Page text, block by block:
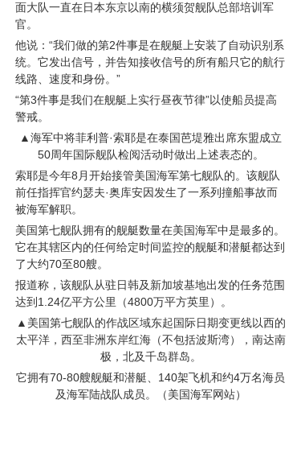
面大队一直在日本东京以南的横须贺舰队总部培训军
官。
他说：“我们做的第2件事是在舰艇上安装了自动识别系
统。它发出信号，并告知接收信号的所有船只它的航行
线路、速度和身份。”
“第3件事是我们在舰艇上实行昼夜节律”以使船员提高
警戒。
▲海军中将菲利普·索耶是在泰国芭堤雅出席东盟成立
50周年国际舰队检阅活动时做出上述表态的。
索耶是今年8月开始接管美国海军第七舰队的。该舰队
前任指挥官约瑟夫·奥库安因发生了一系列撞船事故而
被海军解职。
美国第七舰队拥有的舰艇数量在美国海军中是最多的。
它在其辖区内的任何给定时间监控的舰艇和潜艇都达到
了大约70至80艘。
报道称，该舰队从驻日韩及新加坡基地出发的任务范围
达到1.24亿平方公里（4800万平方英里）。
▲美国第七舰队的作战区域东起国际日期变更线以西的
太平洋，西至非洲东岸红海（不包括波斯湾），南达南
极，北及千岛群岛。
它拥有70-80艘舰艇和潜艇、140架飞机和约4万名海员
及海军陆战队成员。（美国海军网站）